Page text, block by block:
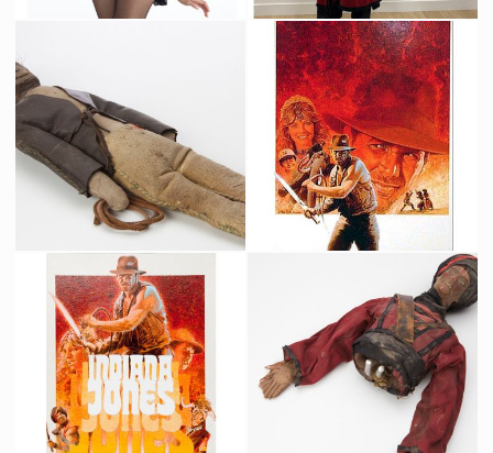
Costume original de danseuse du Club Obi Wan
Vu à l'écran
Costume original de garde Thuggee
Vu à l'écran
Poupée Vaudou Originale d'Indiana Jones
Vu à l'écran
Peinture Originale de Michel Jouin, de l'Affiche Française d'Indiana Jones et le Temple Maudit
Fait pour la promotion